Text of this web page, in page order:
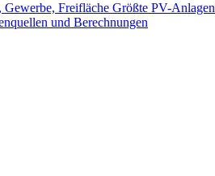
Gewerbe, Freifläche Größte PV-Anlagen
und Berechnungen